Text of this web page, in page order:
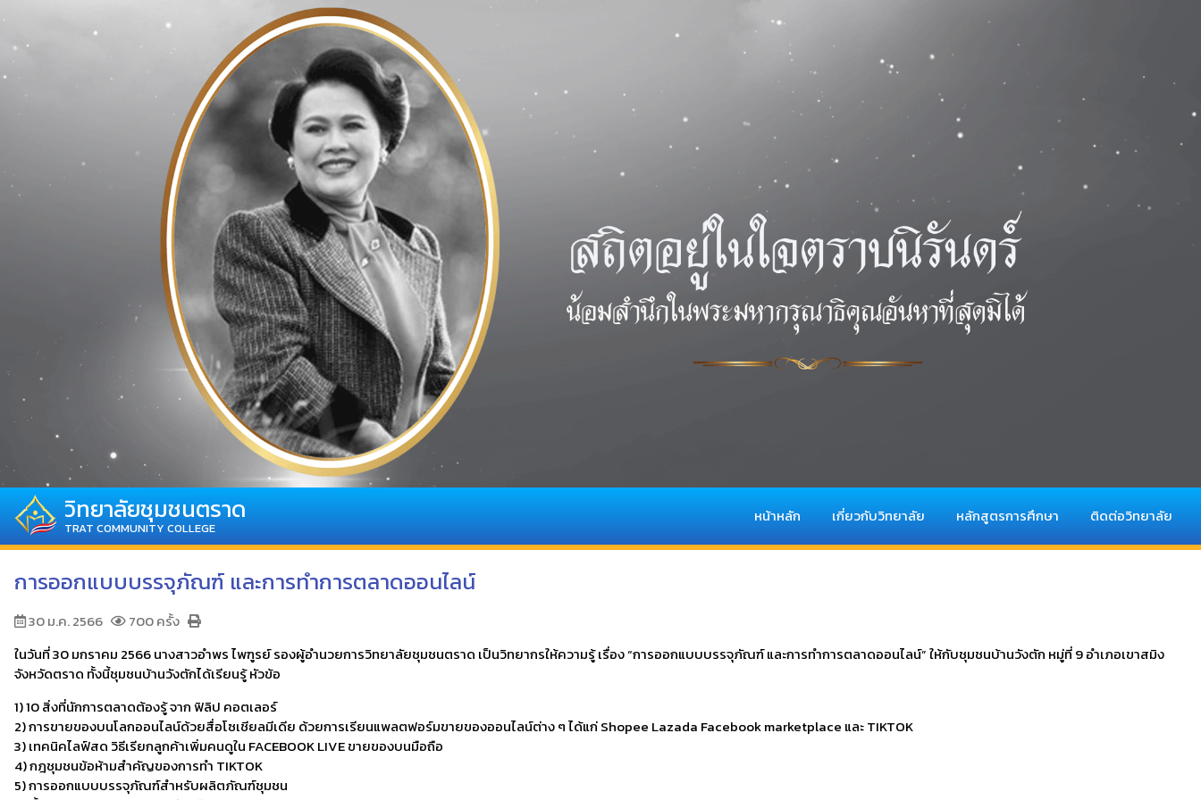
วิทยาลัยชุมชนตราด
TRAT COMMUNITY COLLEGE
หน้าหลัก เกี่ยวกับวิทยาลัย หลักสูตรการศึกษา ติดต่อวิทยาลัย
การออกแบบบรรจุภัณฑ์ และการทำการตลาดออนไลน์
30 ม.ค. 2566
700 ครั้ง
ในวันที่ 30 มกราคม 2566 นางสาวอำพร ไพฑูรย์ รองผู้อำนวยการวิทยาลัยชุมชนตราด เป็นวิทยากรให้ความรู้ เรื่อง “การออกแบบบรรจุภัณฑ์ และการทำการตลาดออนไลน์” ให้กับชุมชนบ้านวังตัก หมู่ที่ 9 อำเภอเขาสมิง
จังหวัดตราด ทั้งนี้ชุมชนบ้านวังตักได้เรียนรู้ หัวข้อ
1) 10 สิ่งที่นักการตลาดต้องรู้ จาก ฟิลิป คอตเลอร์
2) การขายของบนโลกออนไลน์ด้วยสื่อโซเชียลมีเดีย ด้วยการเรียนแพลตฟอร์มขายของออนไลน์ต่าง ๆ ได้แก่ Shopee Lazada Facebook marketplace และ TIKTOK
3) เทคนิคไลฟ์สด วิธีเรียกลูกค้าเพิ่มคนดูใน FACEBOOK LIVE ขายของบนมือถือ
4) กฎชุมชนข้อห้ามสำคัญของการทำ TIKTOK
5) การออกแบบบรรจุภัณฑ์สำหรับผลิตภัณฑ์ชุมชน